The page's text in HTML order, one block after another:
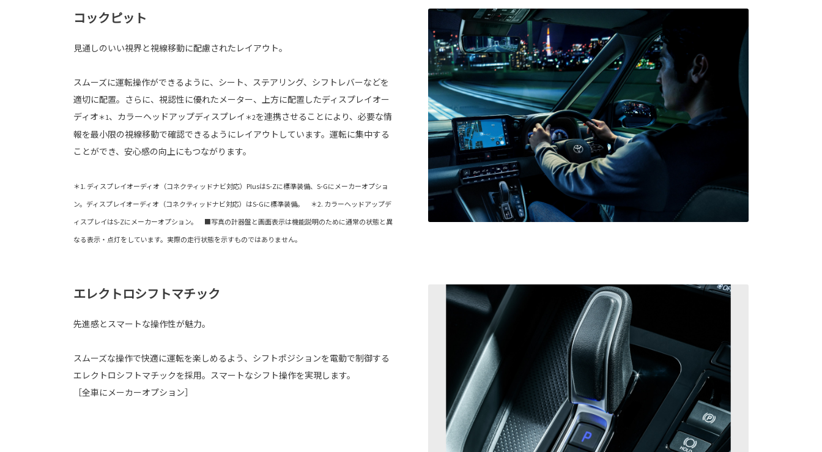
コックピット
見通しのいい視界と視線移動に配慮されたレイアウト。
スムーズに運転操作ができるように、シート、ステアリング、シフトレバーなどを
適切に配置。さらに、視認性に優れたメーター、上方に配置したディスプレイオー
ディオ＊1、カラーヘッドアップディスプレイ ＊2を連携させることにより、必要な情
報を最小限の視線移動で確認できるようにレイアウトしています。運転に集中する
ことができ、安心感の向上にもつながります。
＊1. ディスプレイオーディオ（コネクティッドナビ対応）PlusはS-Zに標準装備、S-Gにメーカーオプショ
ン。ディスプレイオーディオ（コネクティッドナビ対応）はS-Gに標準装備。 ＊2. カラーヘッドアップデ
ィスプレイはS-Zにメーカーオプション。 ■写真の計器盤と画面表示は機能説明のために通常の状態と異
なる表示・点灯をしています。実際の走行状態を示すものではありません。
エレクトロシフトマチック
先進感とスマートな操作性が魅力。
スムーズな操作で快適に運転を楽しめるよう、シフトポジションを電動で制御する
エレクトロシフトマチックを採用。スマートなシフト操作を実現します。
［全車にメーカーオプション］